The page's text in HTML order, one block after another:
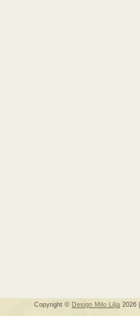
Copyright © Design Milo Lilja 2026